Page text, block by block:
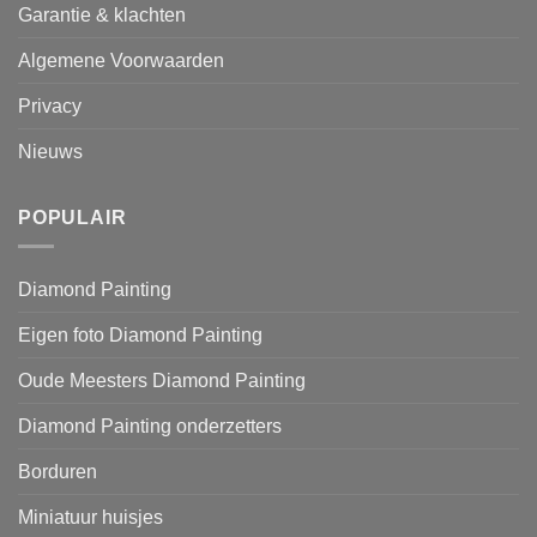
Garantie & klachten
Algemene Voorwaarden
Privacy
Nieuws
POPULAIR
Diamond Painting
Eigen foto Diamond Painting
Oude Meesters Diamond Painting
Diamond Painting onderzetters
Borduren
Miniatuur huisjes